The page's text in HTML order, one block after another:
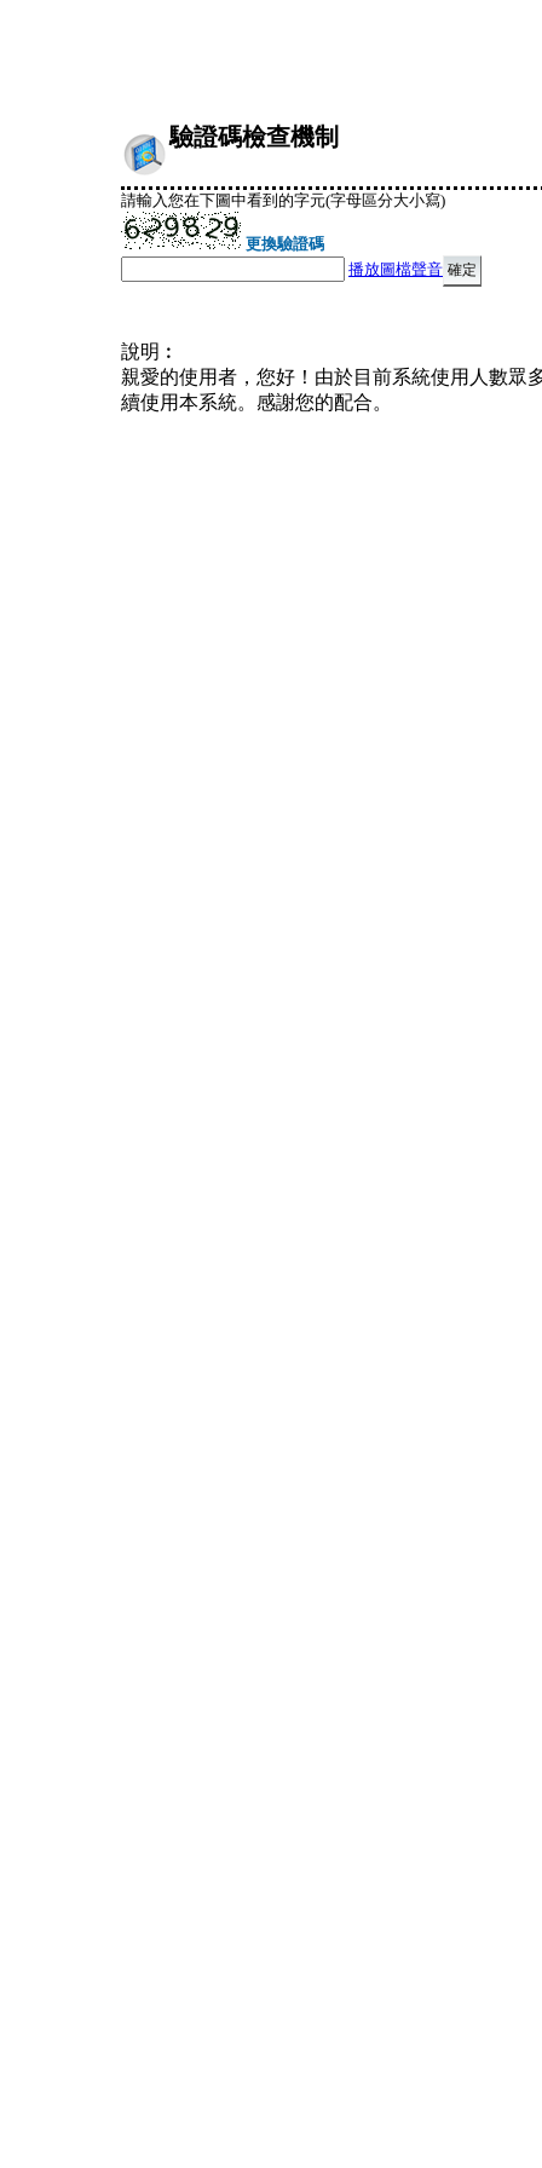
驗證碼檢查機制
請輸入您在下圖中看到的字元(字母區分大小寫)
更換驗證碼
播放圖檔聲音
說明︰
親愛的使用者，您好！由於目前系統使用人數眾
續使用本系統。感謝您的配合。